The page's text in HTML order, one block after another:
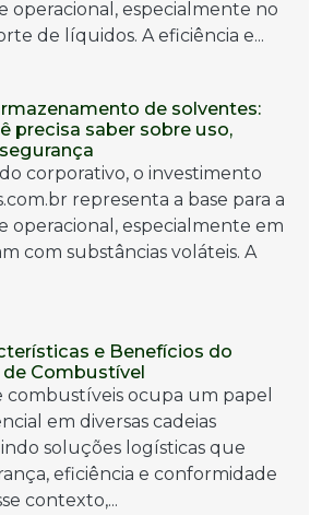
operacional, especialmente no
de líquidos. A eficiência e...
de solventes:
precisa saber sobre uso,
corporativo, o investimento
representa a base para a
operacional, especialmente em
com substâncias voláteis. A
e Benefícios do
Combustível
ocupa um papel
em diversas cadeias
soluções logísticas que
eficiência e conformidade
contexto,...